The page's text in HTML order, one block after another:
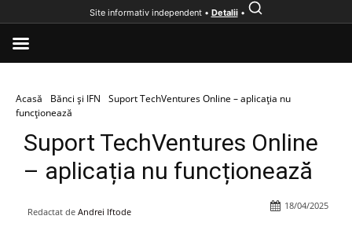
Acasă Bănci și IFN
Suport TechVentures Online – aplicația nu
funcționează
Suport TechVentures Online
– aplicația nu funcționează
Redactat de Andrei Iftode
18/04/2025
Site informativ independent • Detalii•